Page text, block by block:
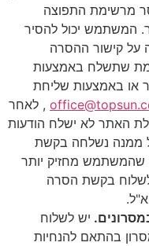
להסיר
שליחת
, לאחר
הודעות
בקשת
יותר
הסרה
לשלוח